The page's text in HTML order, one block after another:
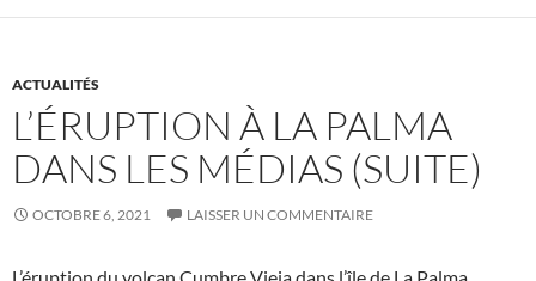
ACTUALITÉS
L’ÉRUPTION À LA PALMA
DANS LES MÉDIAS (SUITE)
OCTOBRE 6, 2021 LAISSER UN COMMENTAIRE